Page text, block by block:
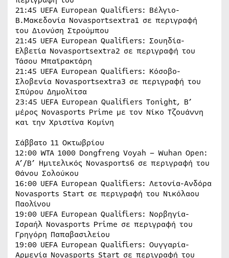
21:45 UEFA European Qualifiers: Βέλγιο-
Β.Μακεδονία Novasportsextra1 σε περιγραφή
του Διονύση Στρούμπου
21:45 UEFA European Qualifiers: Σουηδία-
Ελβετία Novasportsextra2 σε περιγραφή του
Τάσου Μπαϊρακτάρη
21:45 UEFA European Qualifiers: Κόσοβο-
Σλοβενία Novasportsextra3 σε περιγραφή του
Σπύρου Δημολίτσα
23:45 UEFA European Qualifiers Tonight, B’
μέρος Novasports Prime με τον Νίκο Τζουάννη
και την Χριστίνα Κομίνη
Σάββατο 11 Οκτωβρίου
12:00 WTA 1000 Dongfreng Voyah – Wuhan Open:
Α’/Β’ Ημιτελικός Novasports6 σε περιγραφή του
Θάνου Σολούκου
16:00 UEFA European Qualifiers: Λετονία-Ανδόρα
Novasports Start σε περιγραφή του Νικόλαου
Παολίνου
19:00 UEFA European Qualifiers: Νορβηγία-
Ισραήλ Novasports Prime σε περιγραφή του
Γρηγόρη Παπαβασιλείου
19:00 UEFA European Qualifiers: Ουγγαρία-
Αρμενία Novasports Start σε περιγραφή του